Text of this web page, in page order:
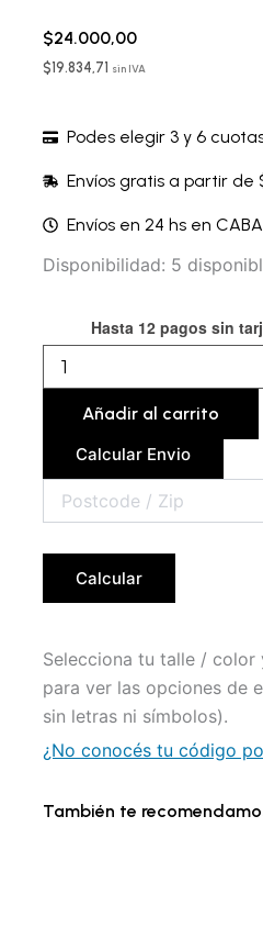
$24.000,00
$19.834,71 sin IVA
Podes elegir 3 y 6
Envíos gratis a partir de
Envíos en 24 hs en
Disponibilidad: 5
Hasta 12 pagos sin
Microbikini
cantidad
Añadir al carrito
Calcular Envio
Calcular
Selecciona tu talle /
para ver las opciones de
sin letras ni símbolos).
¿No conocés tu código
También te